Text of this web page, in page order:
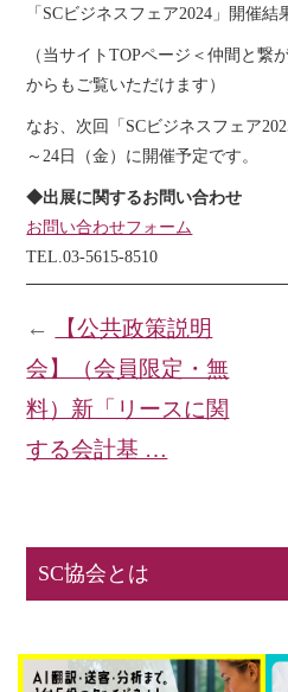
「SCビジネスフェア2024」開催結
（当サイトTOPページ＜仲間と繋
からもご覧いただけます）
なお、次回「SCビジネスフェア
～24日（金）に開催予定です。
◆出展に関するお問い合わせ
お問い合わせフォーム
TEL.03-5615-8510
←
【公共政策説明
会】（会員限定・無
料）新「リースに関
する会計基 …
SC協会とは